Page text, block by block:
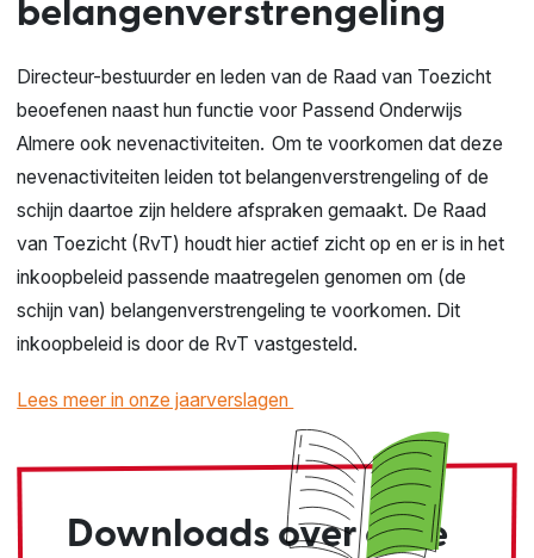
belangenverstrengeling
Directeur-bestuurder en leden van de Raad van Toezicht
beoefenen naast hun functie voor Passend Onderwijs
Almere ook nevenactiviteiten. Om te voorkomen dat deze
nevenactiviteiten leiden tot belangenverstrengeling of de
schijn daartoe zijn heldere afspraken gemaakt. De Raad
van Toezicht (RvT) houdt hier actief zicht op en er is in het
inkoopbeleid passende maatregelen genomen om (de
schijn van) belangenverstrengeling te voorkomen. Dit
inkoopbeleid is door de RvT vastgesteld.
Lees meer in onze jaarverslagen
Downloads over onze